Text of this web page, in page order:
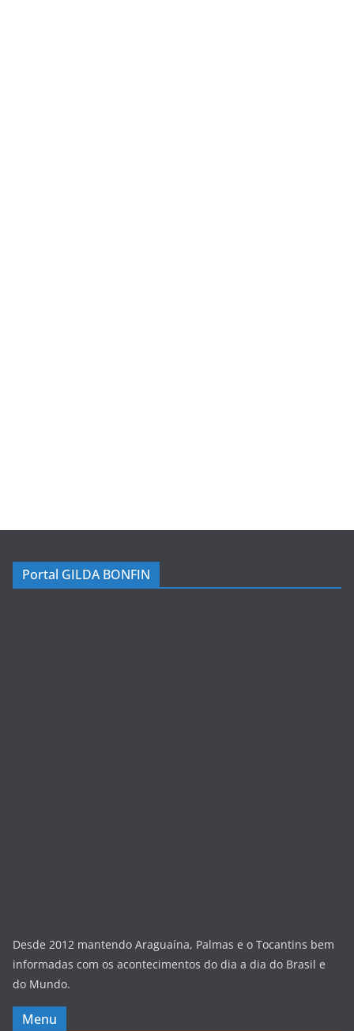
Portal GILDA BONFIN
Desde 2012 mantendo Araguaína, Palmas e o Tocantins bem
informadas com os acontecimentos do dia a dia do Brasil e
do Mundo.
Menu